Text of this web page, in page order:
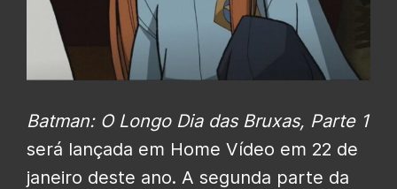
Batman: O Longo Dia das Bruxas, Parte 1
será lançada em Home Vídeo em 22 de
janeiro deste ano. A segunda parte da